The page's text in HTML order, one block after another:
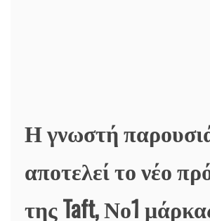
Η γνωστή
αποτελεί το νέο
της Taft, Νο1